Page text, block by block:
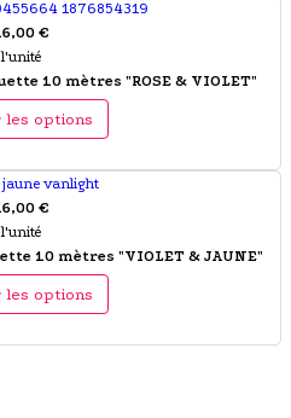
€
l'unité
10 mètres "ROSE & VIOLET"
les options
€
l'unité
10 mètres "VIOLET & JAUNE"
les options